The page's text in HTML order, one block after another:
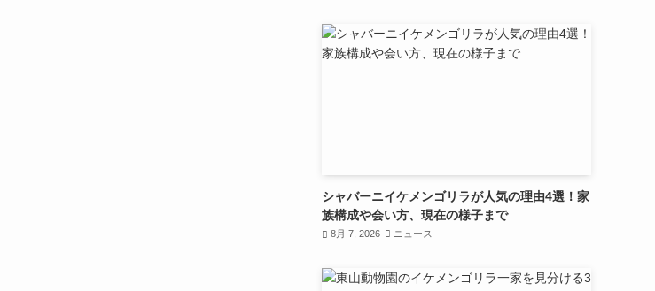
シャバーニイケメンゴリラが人気の理由4選！家
族構成や会い方、現在の様子まで
8月 7, 2026 ニュース